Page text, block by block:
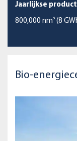
Jaarlijkse
800,000 nm³ (8
Bio-